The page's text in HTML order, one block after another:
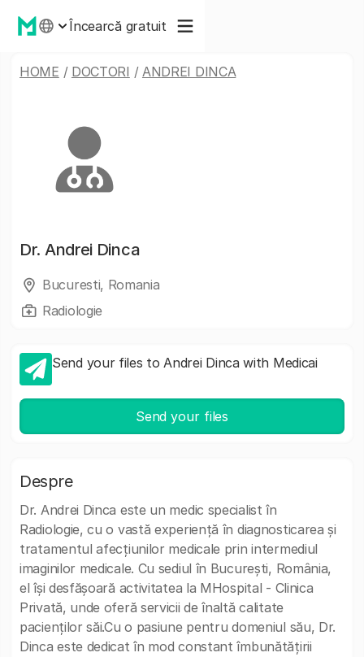
Încearcă gratuit
HOME / DOCTORI / ANDREI DINCA
Dr. Andrei Dinca
Bucuresti, Romania
Radiologie
Send your files to Andrei Dinca with Medicai
Send your files
Despre
Dr. Andrei Dinca este un medic specialist în
Radiologie, cu o vastă experiență în diagnosticarea și
tratamentul afecțiunilor medicale prin intermediul
imaginilor medicale. Cu sediul în București, România,
el își desfășoară activitatea la MHospital - Clinica
Privată, unde oferă servicii de înaltă calitate
pacienților săi.Cu o pasiune pentru domeniul său, Dr.
Dinca este dedicat în mod constant îmbunătățirii